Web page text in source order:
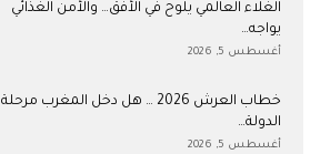
الغلاء العالمي يلوح في الأفق… والأمن الغذائي
يواجه…
أغسطس 5, 2026
خطاب العرش 2026 … هل دخل المغرب مرحلة
الدولة…
أغسطس 5, 2026